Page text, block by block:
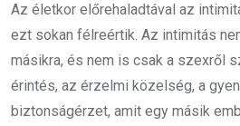
Az életkor előrehaladtával az
ezt sokan félreértik. Az intimitás
másikra, és nem is csak a szexről
érintés, az érzelmi közelség, a
biztonságérzet, amit egy másik